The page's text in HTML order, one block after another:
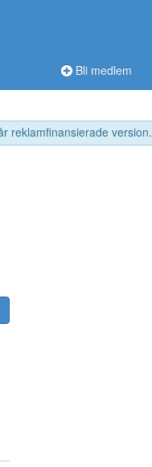
reklamfinansierade version.
Bli medlem